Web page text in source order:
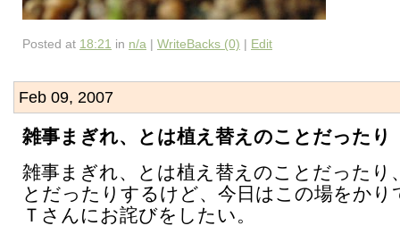
Posted at 18:21 in n/a | WriteBacks (0) | Edit
Feb 09, 2007
雑事まぎれ、とは植え替えのことだったり
雑事まぎれ、とは植え替えのことだったり
とだったりするけど、今日はこの場をかり
Ｔさんにお詫びをしたい。